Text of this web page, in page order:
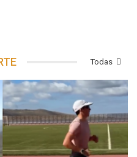
Todas